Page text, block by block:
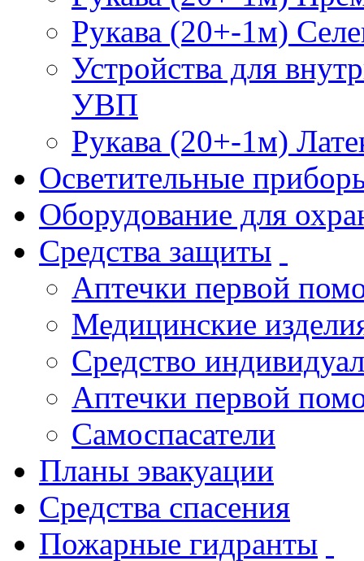
Рукава (20+-1м)
Устройства для
УВП
Рукава (20+-1м)
Осветительные
Оборудование для
Средства защиты
Аптечки первой
Медицинские
Средство
Аптечки первой
Самоспасатели
Планы эвакуации
Средства спасения
Пожарные гидранты